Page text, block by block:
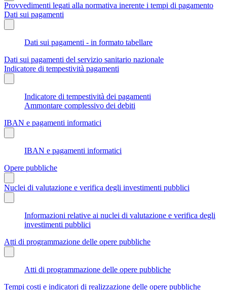
Provvedimenti legati alla normativa inerente i tempi di pagamento
Dati sui pagamenti
Dati sui pagamenti - in formato tabellare
Dati sui pagamenti del servizio sanitario nazionale
Indicatore di tempestività pagamenti
Indicatore di tempestività dei pagamenti
Ammontare complessivo dei debiti
IBAN e pagamenti informatici
IBAN e pagamenti informatici
Opere pubbliche
Nuclei di valutazione e verifica degli investimenti pubblici
Informazioni relative ai nuclei di valutazione e verifica degli
investimenti pubblici
Atti di programmazione delle opere pubbliche
Atti di programmazione delle opere pubbliche
Tempi costi e indicatori di realizzazione delle opere pubbliche